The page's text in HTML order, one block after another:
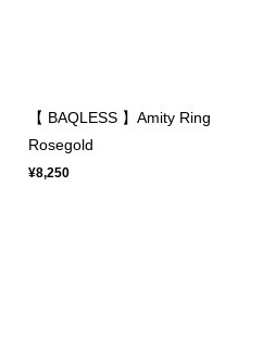
【 BAQLESS 】Amity Ring
Rosegold
¥8,250